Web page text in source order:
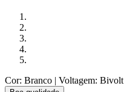
Cor: Branco | Voltagem: Bivolt